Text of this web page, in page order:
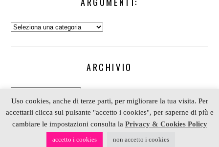
Argomenti:
ARCHIVIO
Archivio
COPYRIGHT 2006-2023 ALESSIA SCRAP & CRAFT |
PARTNERDEPOSITPHOTOS| P. IVA 01574070098 |
Uso cookies, anche di terze parti, per migliorare la tua visita. Per
accettarli clicca sul pulsante "accetto i cookies", per saperne di più e
cambiare le impostazioni consulta la Privacy & Cookies Policy
accetto i cookies non accetto i cookies